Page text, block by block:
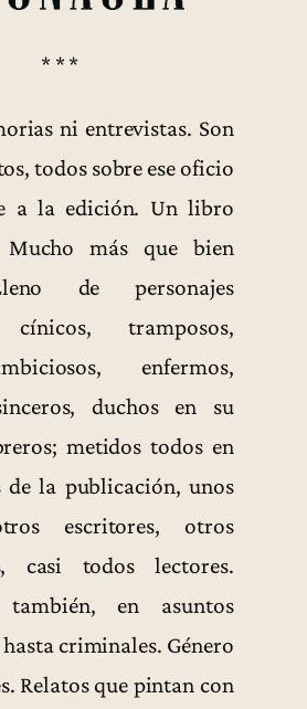
* * *
ni entrevistas. Son
todos sobre ese oficio
a la edición. Un libro
más que bien
de personajes
cínicos, tramposos,
enfermos,
duchos en su
metidos todos en
de la publicación, unos
escritores, otros
casi todos lectores.
también, en asuntos
criminales. Género
Relatos que pintan con